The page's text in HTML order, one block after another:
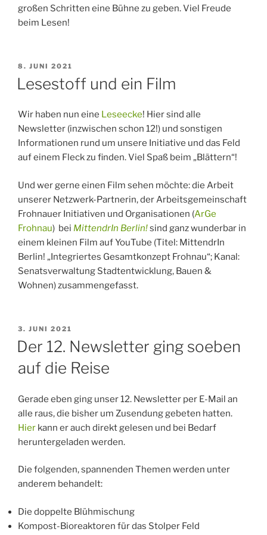
großen Schritten eine Bühne zu geben. Viel Freude
beim Lesen!
VERÖFFENTLICHT
AM
8. JUNI 2021
Lesestoff und ein Film
Wir haben nun eine Leseecke! Hier sind alle
Newsletter (inzwischen schon 12!) und sonstigen
Informationen rund um unsere Initiative und das Feld
auf einem Fleck zu finden. Viel Spaß beim „Blättern“!
Und wer gerne einen Film sehen möchte: die Arbeit
unserer Netzwerk-Partnerin, der Arbeitsgemeinschaft
Frohnauer Initiativen und Organisationen (ArGe
Frohnau) bei MittendrIn Berlin!sind ganz wunderbar in
einem kleinen Film auf YouTube (Titel: MittendrIn
Berlin! „Integriertes Gesamtkonzept Frohnau“; Kanal:
Senatsverwaltung Stadtentwicklung, Bauen &
Wohnen) zusammengefasst.
VERÖFFENTLICHT
AM
3. JUNI 2021
Der 12. Newsletter ging soeben
auf die Reise
Gerade eben ging unser 12. Newsletter per E-Mail an
alle raus, die bisher um Zusendung gebeten hatten.
Hier kann er auch direkt gelesen und bei Bedarf
heruntergeladen werden.
Die folgenden, spannenden Themen werden unter
anderem behandelt:
Die doppelte Blühmischung
Kompost-Bioreaktoren für das Stolper Feld